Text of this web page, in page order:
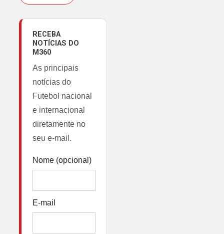
RECEBA
NOTÍCIAS DO
M360
As principais
notícias do
Futebol nacional
e internacional
diretamente no
seu e-mail.
Nome (opcional)
E-mail